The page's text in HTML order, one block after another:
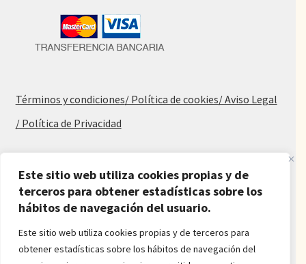
Este sitio web utiliza cookies propias y de
terceros para obtener estadísticas sobre los
hábitos de navegación del usuario.
Este sitio web utiliza cookies propias y de terceros para
obtener estadísticas sobre los hábitos de navegación del
Términos y condiciones/ Política de cookies/ Aviso Legal
/ Política de Privacidad
Alfombras baratas
Procedencia de las alfombras
Oferta de alfombras
Alfombras juveniles